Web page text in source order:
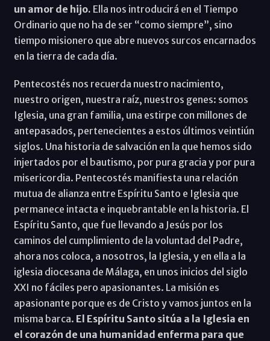
un amor de hijo. Ella nos introducirá en el Tiempo
Ordinario que no ha de ser “como siempre”, sino
tiempo misionero que abre nuevos surcos encarnados
en la tierra de cada día.
Pentecostés nos recuerda nuestro nacimiento,
nuestro origen, nuestra raíz, nuestros genes: somos
Iglesia, una gran familia, una estirpe con millones de
antepasados, pertenecientes a estos últimos veintiún
siglos. Una historia de salvación en la que hemos sido
injertados por el bautismo, por pura gracia y por pura
misericordia. Pentecostés manifiesta una relación
mutua de alianza entre Espíritu Santo e Iglesia que
permanece intacta e inquebrantable en la historia. El
Espíritu Santo, que fue llevando a Jesús por los
caminos del cumplimiento de la voluntad del Padre,
ahora nos coloca, a nosotros, la Iglesia, y en ella a la
iglesia diocesana de Málaga, en unos inicios del siglo
XXI no fáciles pero apasionantes. La misión es
apasionante porque es de Cristo y vamos juntos en la
misma barca. El Espíritu Santo sitúa a la Iglesia en
el corazón de una humanidad enferma para que